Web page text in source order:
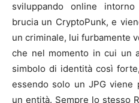
sviluppando online
brucia un CryptoPunk, e
un criminale, lui furbamente
che nel momento in cui un
simbolo di identità così
essendo solo un JPG
un entità. Sempre lo stesso